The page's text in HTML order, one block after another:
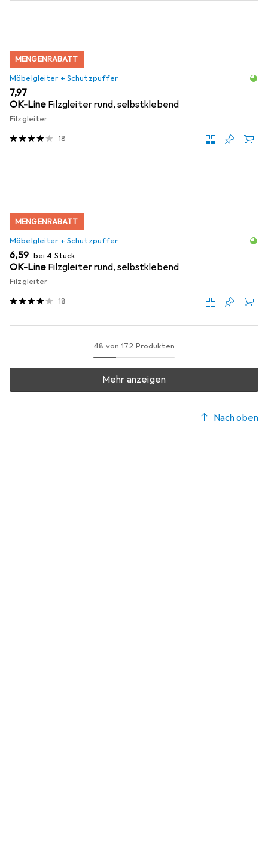
MENGENRABATT
Möbelgleiter + Schutzpuffer
EUR
7,97
OK-Line Filzgleiter rund, selbstklebend
Filzgleiter
18
MENGENRABATT
Möbelgleiter + Schutzpuffer
EUR
6,59 bei 4 Stück
OK-Line Filzgleiter rund, selbstklebend
Filzgleiter
18
48 von 172 Produkten
Mehr anzeigen
Nach oben